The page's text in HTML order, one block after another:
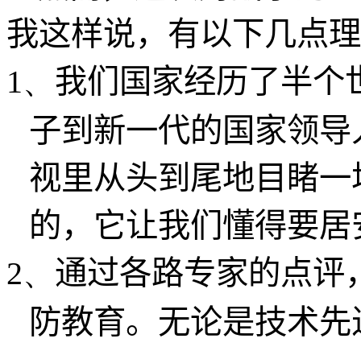
我这样说，有以下几点
1、 我们国家经历了半个
子到新一代的国家领
视里从头到尾地目睹
的，它让我们懂得要
2、 通过各路专家的点评
防教育。无论是技术